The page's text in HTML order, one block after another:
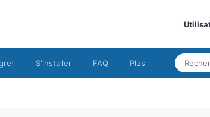
S'installer FAQ Plus